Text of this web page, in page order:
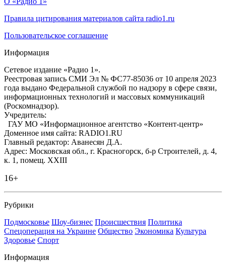
Правила цитирования материалов сайта radio1.ru
Пользовательское соглашение
Информация
Сетевое издание «Радио 1».
Реестровая запись СМИ Эл № ФС77-85036 от 10 апреля 2023
года выдано Федеральной службой по надзору в сфере связи,
информационных технологий и массовых коммуникаций
(Роскомнадзор).
Учредитель:
ГАУ МО «Информационное агентство «Контент-центр»
Доменное имя сайта: RADIO1.RU
Главный редактор: Аванесян Д.А.
Адрес: Московская обл., г. Красногорск, б-р Строителей, д. 4,
к. 1, помещ. XXIII
16+
Рубрики
Подмосковье Шоу-бизнес Происшествия Политика
Спецоперация на Украине Общество Экономика Культура
Здоровье Спорт
Информация